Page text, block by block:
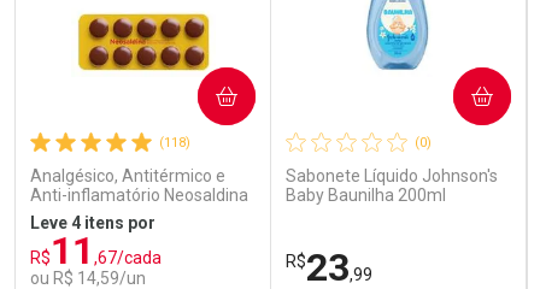
(118)
Analgésico, Antitérmico e
Anti-inflamatório Neosaldina
30mg + 300mg + 30mg 10
Drágeas
Leve 4 itens por
R$11 ,67/cada
ou R$ 14,59/un
COMPRAR
(0)
Sabonete Líquido Johnson's
Baby Baunilha 200ml
R$23,99
COMPRAR